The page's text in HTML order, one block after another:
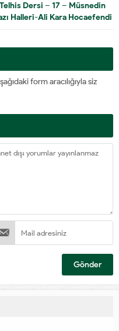
Telhis Dersi – 17 – Müsnedin
Halleri-Ali Kara Hocaefendi
form aracılığıyla siz